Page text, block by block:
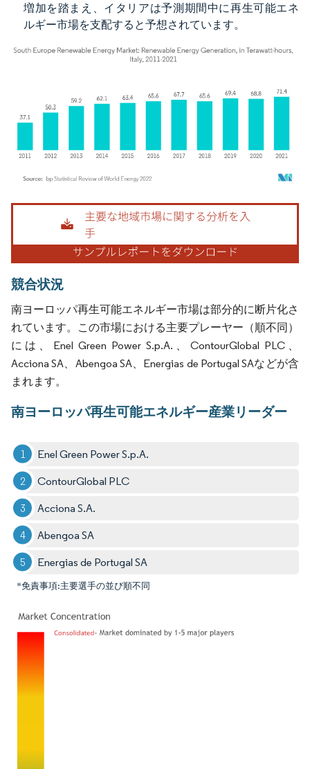
増加を踏まえ、イタリアは予測期間中に再生可能エネ
ルギー市場を支配すると予想されています。
画像 © Mordor Intelligence。再利用にはCC BY 4.0の表示が必要です。
競合状況
南ヨーロッパ再生可能エネルギー市場は部分的に断片化さ
れています。この市場における主要プレーヤー（順不同）
には、Enel Green Power S.p.A.、ContourGlobal PLC、
Acciona SA、Abengoa SA、Energias de Portugal SAなどが含
まれます。
南ヨーロッパ再生可能エネルギー産業リーダー
Enel Green Power S.p.A.
ContourGlobal PLC
Acciona S.A.
Abengoa SA
Energias de Portugal SA
*免責事項:主要選手の並び順不同